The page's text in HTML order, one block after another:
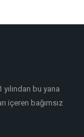
bu yana
içeren bağımsız